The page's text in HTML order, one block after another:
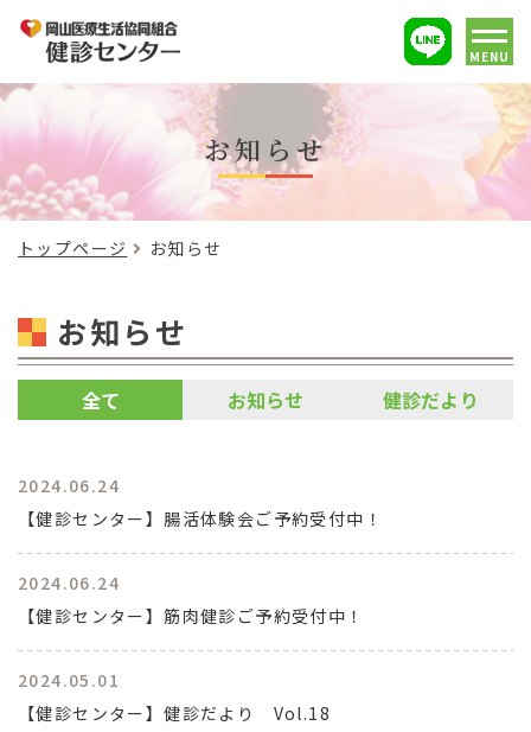
MENU
お知らせ
トップページ お知らせ
お知らせ
全て お知らせ 健診だより
2024.06.24
【健診センター】腸活体験会ご予約受付中！
2024.06.24
【健診センター】筋肉健診ご予約受付中！
2024.05.01
【健診センター】健診だより Vol.18